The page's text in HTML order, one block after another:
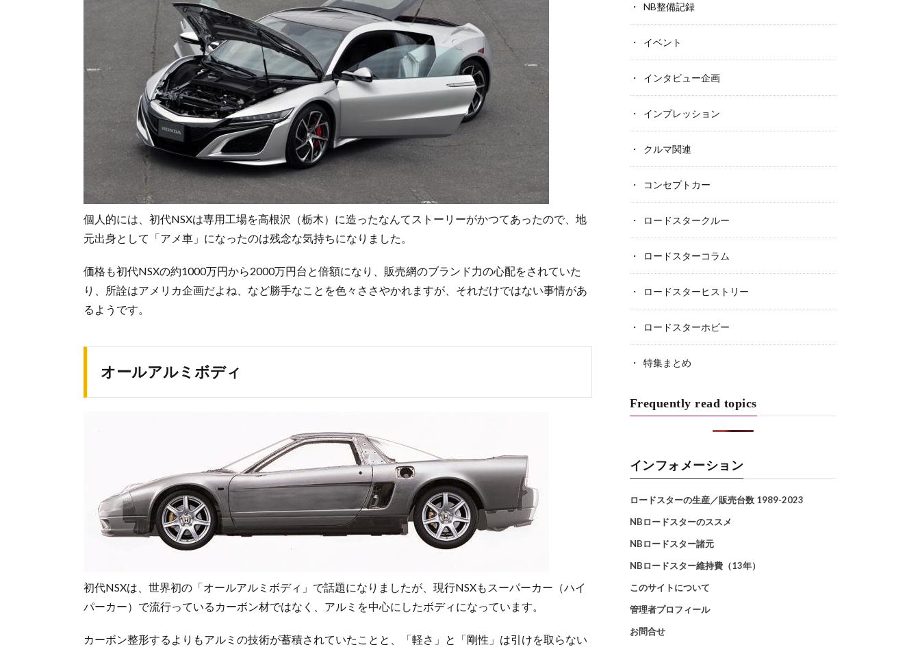
個人的には、初代NSXは専用工場を高根沢（栃木）に造ったなんてストーリーがかつてあったので、地
元出身として「アメ車」になったのは残念な気持ちになりました。
価格も初代NSXの約1000万円から2000万円台と倍額になり、販売網のブランド力の心配をされていた
り、所詮はアメリカ企画だよね、など勝手なことを色々ささやかれますが、それだけではない事情があ
るようです。
オールアルミボディ
初代NSXは、世界初の「オールアルミボディ」で話題になりましたが、現行NSXもスーパーカー（ハイ
パーカー）で流行っているカーボン材ではなく、アルミを中心にしたボディになっています。
カーボン整形するよりもアルミの技術が蓄積されていたことと、「軽さ」と「剛性」は引けを取らない
NB整備記録
イベント
インタビュー企画
インプレッション
クルマ関連
コンセプトカー
ロードスタークルー
ロードスターコラム
ロードスターヒストリー
ロードスターホビー
特集まとめ
Frequently read topics
インフォメーション
ロードスターの生産／販売台数 1989-2023
NBロードスターのススメ
NBロードスター諸元
NBロードスター維持費（13年）
このサイトについて
管理者プロフィール
お問合せ